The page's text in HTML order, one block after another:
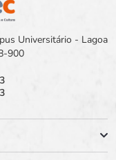
Universitário - Lagoa
900